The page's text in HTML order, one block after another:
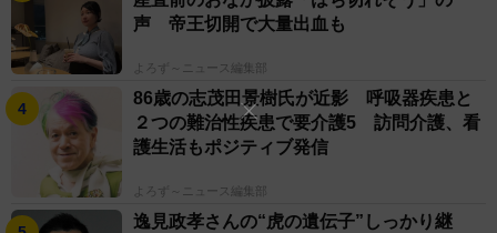
声 帝王切開で大量出血も
よろず～ニュース編集部
86歳の志茂田景樹氏が近影 呼吸器疾患と
２つの難治性疾患で要介護5 訪問介護、看
護生活もポジティブ発信
よろず～ニュース編集部
逸見政孝さんの“虎の遺伝子”しっかり継